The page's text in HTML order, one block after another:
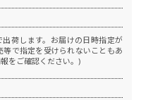
荷します。 お届けの日時指定が
等で指定を受けられないこともあ
をご確認ください。)